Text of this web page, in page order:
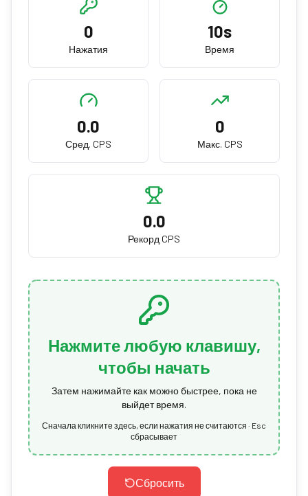
0
Нажатия
10s
Время
0.0
Сред. CPS
0
Макс. CPS
0.0
Рекорд CPS
Нажмите любую клавишу,
чтобы начать
Затем нажимайте как можно быстрее, пока не
выйдет время.
Сначала кликните здесь, если нажатия не считаются · Esc
сбрасывает
Сбросить